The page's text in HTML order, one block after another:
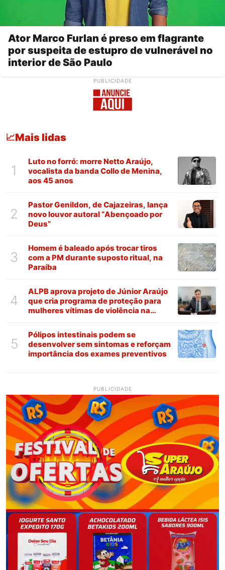
Ator Marco Furlan é preso em flagrante
por suspeita de estupro de vulnerável no
interior de São Paulo
PUBLICIDADE
📈Mais lidas
1
Luto no forró: morre Netto Araújo,
vocalista da banda Collo de Menina,
aos 45 anos
2
Pastor Genildon, de Cajazeiras, lança
novo louvor autoral “Abençoado por
Deus”
3
Homem é baleado após trocar tiros
com a PM durante suposto ritual, na
Paraíba
4
ALPB aprova projeto de Júnior Araújo
que cria programa de proteção para
mulheres vítimas de violência na
5
Pólipos intestinais podem se
desenvolver sem sintomas e reforçam
importância dos exames preventivos
PUBLICIDADE